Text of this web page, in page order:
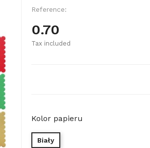
Reference:
0.70
Tax included
Kolor papieru
Biały